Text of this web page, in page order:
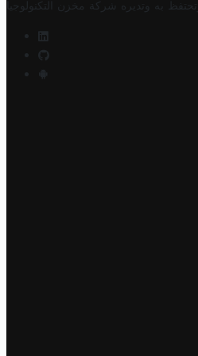
به وتديره شركة مخزن التكنولوجيا